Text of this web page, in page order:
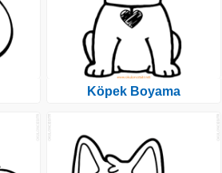
Köpek Boyama